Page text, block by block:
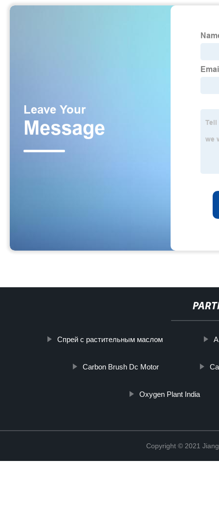
Спрей с растительным маслом
Carbon Brush Dc Motor
Oxygen Plant India
Copyright © 2021